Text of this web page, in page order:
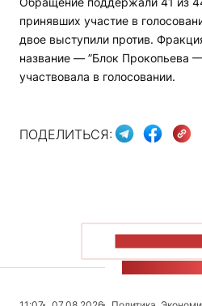
принявших участие в
двое выступили против.
название — ”Блок Прокопьева
участвовала в голосовании.
ПОДЕЛИТЬСЯ: